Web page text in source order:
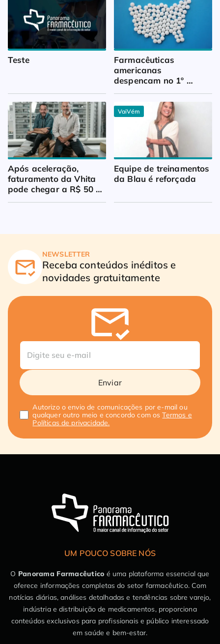
Teste
Farmacêuticas
americanas
despencam no 1º
trimestre
Após aceleração,
faturamento da Vhita
pode chegar a R$ 50
VaiVém
Equipe de treinamentos
da Blau é reforçada
NEWSLETTER
Receba conteúdos inéditos e
novidades gratuitamente
Enviar
Autorizo o envio de comunicações por e-mail ou
qualquer outro meio e concordo com osTermos e
Políticas de privacidade.
UM POUCO SOBRE NÓS
O Panorama Farmacêutico é uma plataforma essencial que
oferece informações completas do setor farmacêutico. Com
notícias diárias, análises detalhadas e tendências sobre varejo,
indústria e distribuição de medicamentos, proporciona
conteúdos exclusivos para profissionais e público interessado
em saúde e bem-estar.